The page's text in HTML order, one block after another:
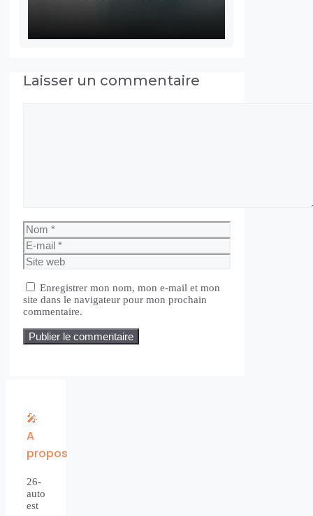
Laisser un commentaire
Nom
E-
mail
Site
web
Enregistrer mon nom, mon e-mail et mon
site dans le navigateur pour mon prochain
commentaire.
🎤
A
propos
26-
auto
est